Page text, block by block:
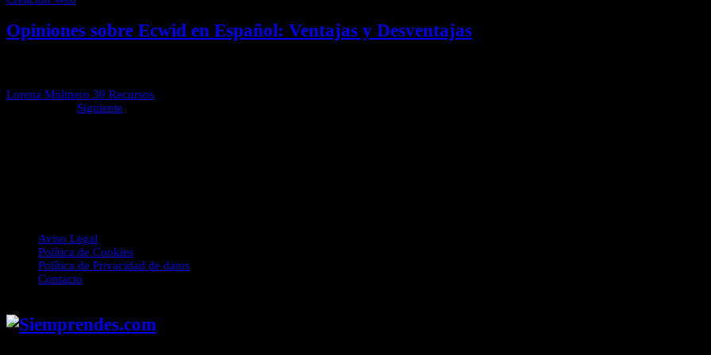
Opiniones sobre Ecwid en Español: Ventajas y Desventajas
Lorena Molinero 30 Recursos
Siguiente
Aviso Legal
Política de Cookies
Política de Privacidad de datos
Contacto